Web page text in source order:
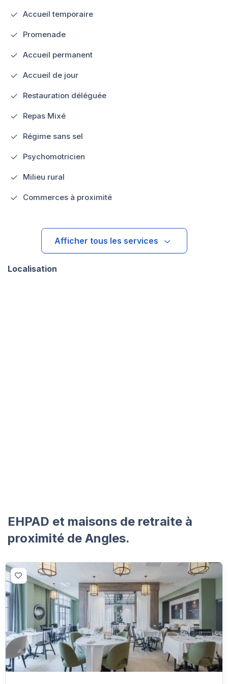
Accueil temporaire
Promenade
Accueil permanent
Accueil de jour
Restauration déléguée
Repas Mixé
Régime sans sel
Psychomotricien
Milieu rural
Commerces à proximité
Afficher tous les services
Localisation
EHPAD et maisons de retraite à
proximité de Angles.